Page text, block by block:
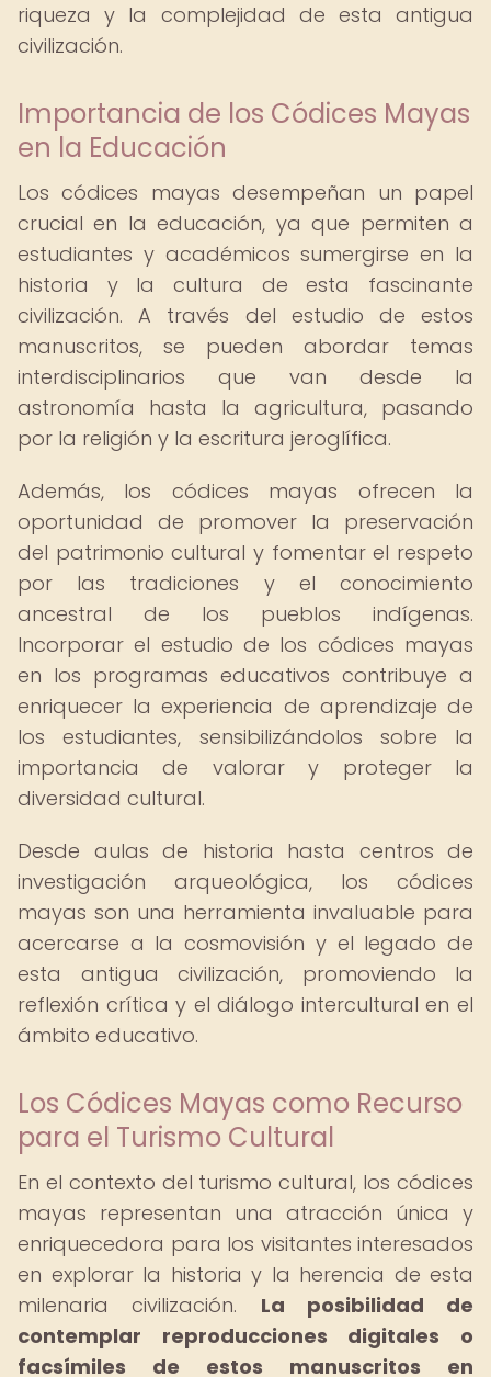
riqueza y la complejidad de esta antigua
civilización.
Importancia de los Códices Mayas
en la Educación
Los códices mayas desempeñan un papel
crucial en la educación, ya que permiten a
estudiantes y académicos sumergirse en la
historia y la cultura de esta fascinante
civilización. A través del estudio de estos
manuscritos, se pueden abordar temas
interdisciplinarios que van desde la
astronomía hasta la agricultura, pasando
por la religión y la escritura jeroglífica.
Además, los códices mayas ofrecen la
oportunidad de promover la preservación
del patrimonio cultural y fomentar el respeto
por las tradiciones y el conocimiento
ancestral de los pueblos indígenas.
Incorporar el estudio de los códices mayas
en los programas educativos contribuye a
enriquecer la experiencia de aprendizaje de
los estudiantes, sensibilizándolos sobre la
importancia de valorar y proteger la
diversidad cultural.
Desde aulas de historia hasta centros de
investigación arqueológica, los códices
mayas son una herramienta invaluable para
acercarse a la cosmovisión y el legado de
esta antigua civilización, promoviendo la
reflexión crítica y el diálogo intercultural en el
ámbito educativo.
Los Códices Mayas como Recurso
para el Turismo Cultural
En el contexto del turismo cultural, los códices
mayas representan una atracción única y
enriquecedora para los visitantes interesados
en explorar la historia y la herencia de esta
milenaria civilización. La posibilidad de
contemplar reproducciones digitales o
facsímiles de estos manuscritos en